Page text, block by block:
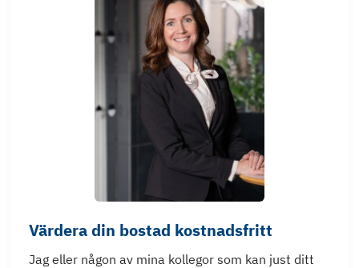
Värdera din bostad kostnadsfritt
Jag eller någon av mina kollegor som kan just ditt